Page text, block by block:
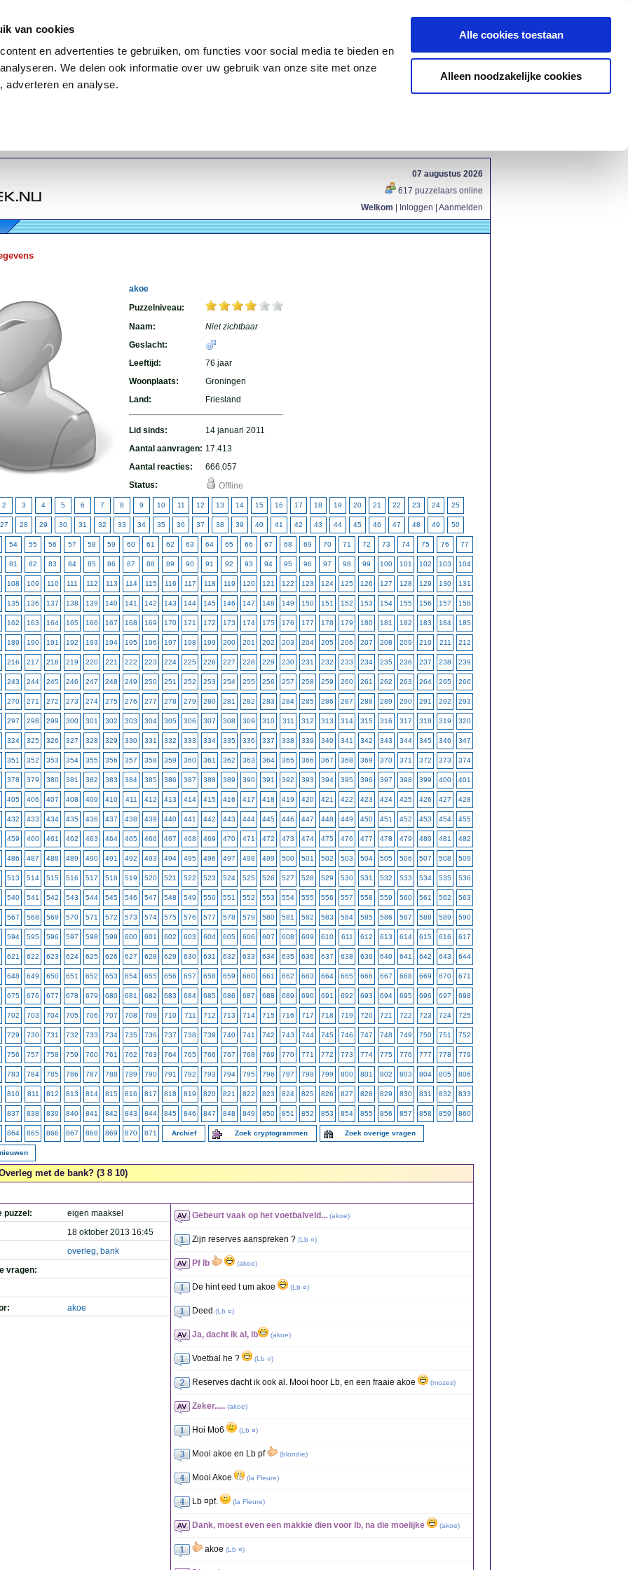
van cookies
en advertenties te gebruiken, om functies voor social media te bieden en
We delen ook informatie over uw gebruik van onze site met onze
adverteren en analyse.
Alle cookies toestaan
Alleen noodzakelijke cookies
07 augustus 2026
617 puzzelaars online
Welkom
Inloggen Aanmelden
akoe
Puzzelniveau:
Naam:
Niet zichtbaar
Geslacht:
Leeftijd:
76 jaar
Woonplaats:
Groningen
Land:
Friesland
Lid sinds:
14 januari 2011
Aantal aanvragen: 17.413
Aantal reacties:
666.057
Status:
Offline
2 3 4 5 6 7 8 9 10 11 12 13 14 15 16 17 18 19 20 21 22 23 24 25
27 28 29 30 31 32 33 34 35 36 37 38 39 40 41 42 43 44 45 46 47 48 49 50
54 55 56 57 58 59 60 61 62 63 64 65 66 67 68 69 70 71 72 73 74 75 76 77
81 82 83 84 85 86 87 88 89 90 91 92 93 94 95 96 97 98 99 100 101 102 103 104
108 109 110 111 112 113 114 115 116 117 118 119 120 121 122 123 124 125 126 127 128 129 130 131
135 136 137 138 139 140 141 142 143 144 145 146 147 148 149 150 151 152 153 154 155 156 157 158
162 163 164 165 166 167 168 169 170 171 172 173 174 175 176 177 178 179 180 181 182 183 184 185
189 190 191 192 193 194 195 196 197 198 199 200 201 202 203 204 205 206 207 208 209 210 211 212
216 217 218 219 220 221 222 223 224 225 226 227 228 229 230 231 232 233 234 235 236 237 238 239
243 244 245 246 247 248 249 250 251 252 253 254 255 256 257 258 259 260 261 262 263 264 265 266
270 271 272 273 274 275 276 277 278 279 280 281 282 283 284 285 286 287 288 289 290 291 292 293
297 298 299 300 301 302 303 304 305 306 307 308 309 310 311 312 313 314 315 316 317 318 319 320
324 325 326 327 328 329 330 331 332 333 334 335 336 337 338 339 340 341 342 343 344 345 346 347
351 352 353 354 355 356 357 358 359 360 361 362 363 364 365 366 367 368 369 370 371 372 373 374
378 379 380 381 382 383 384 385 386 387 388 389 390 391 392 393 394 395 396 397 398 399 400 401
405 406 407 408 409 410 411 412 413 414 415 416 417 418 419 420 421 422 423 424 425 426 427 428
432 433 434 435 436 437 438 439 440 441 442 443 444 445 446 447 448 449 450 451 452 453 454 455
459 460 461 462 463 464 465 466 467 468 469 470 471 472 473 474 475 476 477 478 479 480 481 482
486 487 488 489 490 491 492 493 494 495 496 497 498 499 500 501 502 503 504 505 506 507 508 509
513 514 515 516 517 518 519 520 521 522 523 524 525 526 527 528 529 530 531 532 533 534 535 536
540 541 542 543 544 545 546 547 548 549 550 551 552 553 554 555 556 557 558 559 560 561 562 563
567 568 569 570 571 572 573 574 575 576 577 578 579 580 581 582 583 584 585 586 587 588 589 590
594 595 596 597 598 599 600 601 602 603 604 605 606 607 608 609 610 611 612 613 614 615 616 617
621 622 623 624 625 626 627 628 629 630 631 632 633 634 635 636 637 638 639 640 641 642 643 644
648 649 650 651 652 653 654 655 656 657 658 659 660 661 662 663 664 665 666 667 668 669 670 671
675 676 677 678 679 680 681 682 683 684 685 686 687 688 689 690 691 692 693 694 695 696 697 698
702 703 704 705 706 707 708 709 710 711 712 713 714 715 716 717 718 719 720 721 722 723 724 725
729 730 731 732 733 734 735 736 737 738 739 740 741 742 743 744 745 746 747 748 749 750 751 752
756 757 758 759 760 761 762 763 764 765 766 767 768 769 770 771 772 773 774 775 776 777 778 779
783 784 785 786 787 788 789 790 791 792 793 794 795 796 797 798 799 800 801 802 803 804 805 806
810 811 812 813 814 815 816 817 818 819 820 821 822 823 824 825 826 827 828 829 830 831 832 833
837 838 839 840 841 842 843 844 845 846 847 848 849 850 851 852 853 854 855 856 857 858 859 860
864 865 866 867 868 869 870 871 Archief Zoek cryptogrammen Zoek overige vragen
met de bank? (3 8 10)
puzzel:
eigen maaksel
18 oktober 2013 16:45
overleg, bank
vragen:
akoe
Gebeurt vaak op het voetbalveld... (akoe)
Zijn reserves aanspreken ? (Lb ¤)
Pf lb (akoe)
De hint eed t um akoe (Lb ¤)
Deed (Lb ¤)
Ja, dacht ik al, lb (akoe)
Voetbal he ? (Lb ¤)
Reserves dacht ik ook al. Mooi hoor Lb, en een fraaie akoe (mozes)
Zeker..... (akoe)
Hoi Mo6 (Lb ¤)
Mooi akoe en Lb pf (blondie)
Mooi Akoe (la Fleure)
Lb ¤pf. (la Fleure)
Dank, moest even een makkie dien voor lb, na die moelijke (akoe)
akoe (Lb ¤)